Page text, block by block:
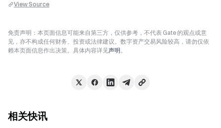
View Source
免责声明：本页面信息可能来自第三方，仅供参考，不代表 Gate 的观点或意
见，亦不构成任何财务、投资或法律建议。数字资产交易风险较高，请勿仅依
赖本页面信息作出决策。具体内容详见声明。
相关快讯